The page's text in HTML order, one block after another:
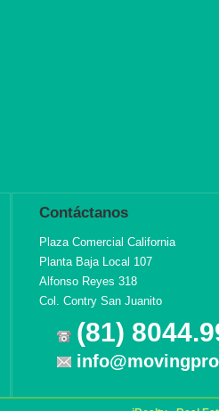
Contáctanos
Plaza Comercial California
Planta Baja Local 107
Alfonso Reyes 318
Col. Contry San Juanito
(81)